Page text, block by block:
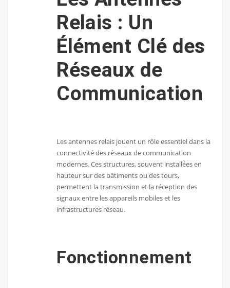
Relais : Un
Élément Clé des
Réseaux de
Communication
Les antennes relais jouent un rôle essentiel dans la
connectivité des réseaux de communication
modernes. Ces structures, souvent installées en
hauteur sur des bâtiments ou des tours,
permettent la transmission et la réception des
signaux entre les appareils mobiles et les
infrastructures réseau.
Fonctionnement